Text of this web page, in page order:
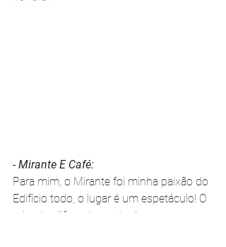
- Mirante E Café:
Para mim, o Mirante foi minha paixão do
Edifício todo, o lugar é um espetáculo! O
mirante, diferentemente do que era